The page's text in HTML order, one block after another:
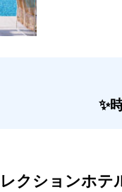
✨
クションホテ